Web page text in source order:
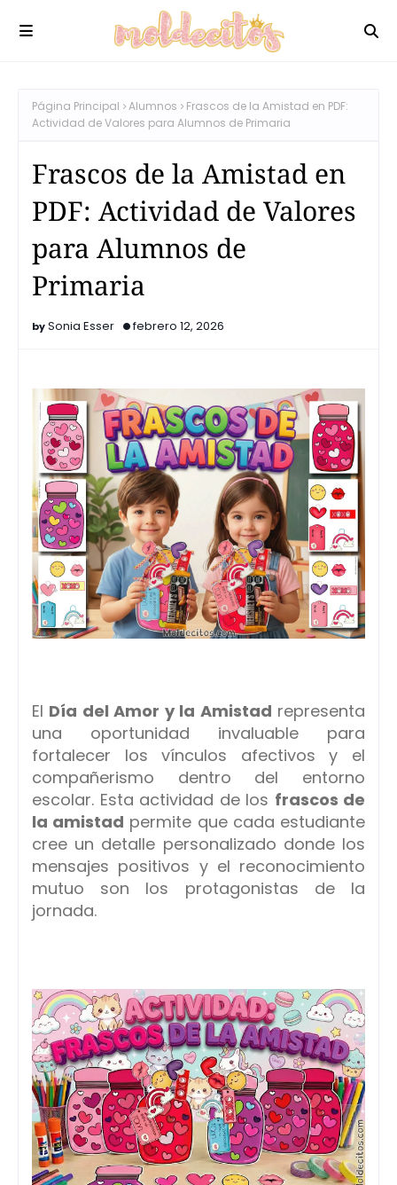
Página Principal Alumnos
Frascos de la Amistad en PDF:
Actividad de Valores para Alumnos de Primaria
Frascos de la Amistad en
PDF: Actividad de Valores
para Alumnos de
Primaria
Sonia Esser febrero 12, 2026
El Día del Amor y la Amistad representa
una oportunidad invaluable para
fortalecer los vínculos afectivos y el
compañerismo dentro del entorno
escolar. Esta actividad de los frascos de
la amistad permite que cada estudiante
cree un detalle personalizado donde los
mensajes positivos y el reconocimiento
mutuo son los protagonistas de la
jornada.